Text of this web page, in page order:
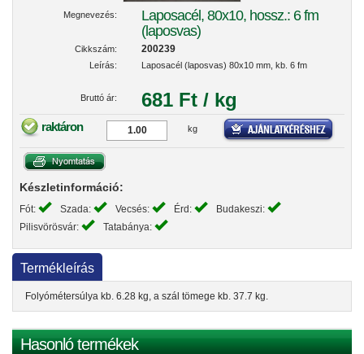
Megnevezés:
Laposacél, 80x10, hossz.: 6 fm
(laposvas)
Cikkszám: 200239
Leírás: Laposacél (laposvas) 80x10 mm, kb. 6 fm
Bruttó ár: 681 Ft / kg
raktáron kg
Készletinformáció:
Fót: Szada: Vecsés: Érd:
Budakeszi:
Pilisvörösvár:
Tatabánya:
Termékleírás
Folyómétersúlya kb. 6.28 kg, a szál tömege kb. 37.7 kg.
Hasonló termékek